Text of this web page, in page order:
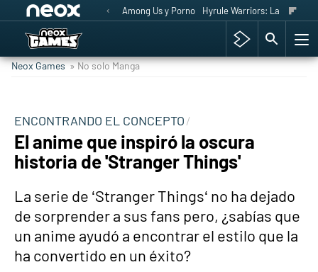
Among Us y Porno Hyrule Warriors: La Era del
Neox Games » No solo Manga
ENCONTRANDO EL CONCEPTO
El anime que inspiró la oscura
historia de 'Stranger Things'
La serie de ‘Stranger Things‘ no ha dejado
de sorprender a sus fans pero, ¿sabías que
un anime ayudó a encontrar el estilo que la
ha convertido en un éxito?